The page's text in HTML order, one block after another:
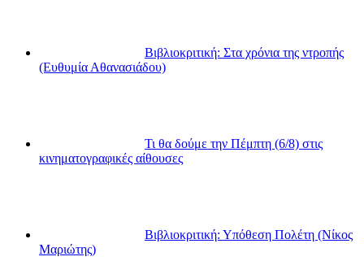
Βιβλιοκριτική: Στα χρόνια της ντροπής
(Ευθυμία Αθανασιάδου)
Τι θα δούμε την Πέμπτη (6/8) στις
κινηματογραφικές αίθουσες
Βιβλιοκριτική: Υπόθεση Πολέτη (Νίκος
Μαριώτης)